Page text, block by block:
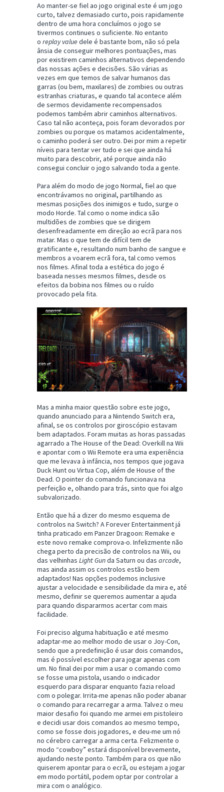
Ao manter-se fiel ao jogo original este é um jogo
curto, talvez demasiado curto, pois rapidamente
dentro de uma hora concluímos o jogo se
tivermos continues o suficiente. No entanto
o replay valuedele é bastante bom, não só pela
ânsia de conseguir melhores pontuações, mas
por existirem caminhos alternativos dependendo
das nossas ações e decisões. São várias as
vezes em que temos de salvar humanos das
garras (ou bem, maxilares) de zombies ou outras
estranhas criaturas, e quando tal acontece além
de sermos devidamente recompensados
podemos também abrir caminhos alternativos.
Caso tal não aconteça, pois foram devorados por
zombies ou porque os matamos acidentalmente,
o caminho poderá ser outro. Dei por mim a repetir
níveis para tentar ver tudo e sei que ainda há
muito para descobrir, até porque ainda não
consegui concluir o jogo salvando toda a gente.
Para além do modo de jogo Normal, fiel ao que
encontrávamos no original, partilhando as
mesmas posições dos inimigos e tudo, surge o
modo Horde. Tal como o nome indica são
multidões de zombies que se dirigem
desenfreadamente em direção ao ecrã para nos
matar. Mas o que tem de difícil tem de
gratificante e, resultando num banho de sangue e
membros a voarem ecrã fora, tal como vemos
nos filmes. Afinal toda a estética do jogo é
baseada nesses mesmos filmes, desde os
efeitos da bobina nos filmes ou o ruído
provocado pela fita.
Mas a minha maior questão sobre este jogo,
quando anunciado para a Nintendo Switch era,
afinal, se os controlos por giroscópio estavam
bem adaptados. Foram muitas as horas passadas
agarrado a The House of the Dead: Overkill na Wii
e apontar com o Wii Remote era uma experiência
que me levava à infância, nos tempos que jogava
Duck Hunt ou Virtua Cop, além de House of the
Dead. O pointer do comando funcionava na
perfeição e, olhando para trás, sinto que foi algo
subvalorizado.
Então que há a dizer do mesmo esquema de
controlos na Switch? A Forever Entertainment já
tinha praticado em Panzer Dragoon: Remake e
este novo remake comprova-o. Infelizmente não
chega perto da precisão de controlos na Wii, ou
das velhinhas Light Gunda Saturn ou das arcade,
mas ainda assim os controlos estão bem
adaptados! Nas opções podemos inclusive
ajustar a velocidade e sensibilidade da mira e, até
mesmo, definir se queremos aumentar a ajuda
para quando dispararmos acertar com mais
facilidade.
Foi preciso alguma habituação e até mesmo
adaptar-me ao melhor modo de usar o Joy-Con,
sendo que a predefinição é usar dois comandos,
mas é possível escolher para jogar apenas com
um. No final dei por mim a usar o comando como
se fosse uma pistola, usando o indicador
esquerdo para disparar enquanto fazia reload
com o polegar. Irrita-me apenas não poder abanar
o comando para recarregar a arma. Talvez o meu
maior desafio foi quando me armei em pistoleiro
e decidi usar dois comandos ao mesmo tempo,
como se fosse dois jogadores, e deu-me um nó
no cérebro carregar a arma certa. Felizmente o
modo “cowboy” estará disponível brevemente,
ajudando neste ponto. Também para os que não
quiserem apontar para o ecrã, ou estejam a jogar
em modo portátil, podem optar por controlar a
mira com o analógico.